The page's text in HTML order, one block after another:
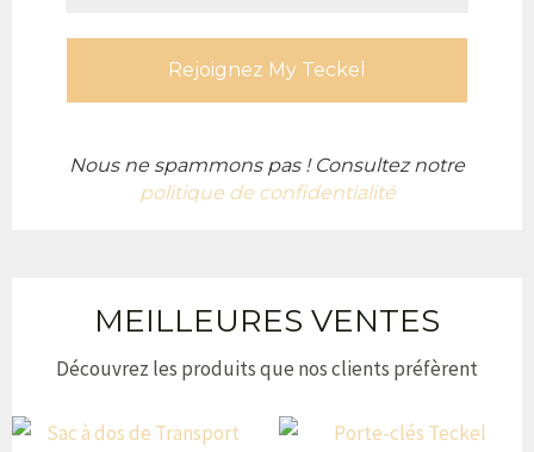
*
Nous ne spammons pas ! Consultez notre
politique de confidentialité
MEILLEURES VENTES
Découvrez les produits que nos clients préfèrent